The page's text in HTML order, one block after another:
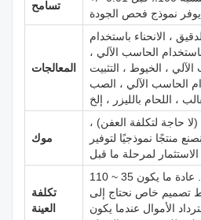
تسامح
المعالجات
، الانحناء باستخدام
الحاسب الآلي ،
، الخيوط ، التثبيت
الحاسب الآلي ، الصب
موك
بدء 1 قطعة (لا حاجة لتكلفة العفن) ،
منتجًا نموذجيًا لتوفير
تكلفة
العينة
خالية من تكلفة العينة. عادة ما يكون 35 ~ 110
تصميم خاص نحتاج إلى
الأموال عندما يكون